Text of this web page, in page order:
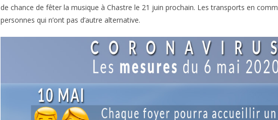
de chance de fêter la musique à Chastre le 21 juin prochain. Les transports en
personnes qui n’ont pas d’autre alternative.